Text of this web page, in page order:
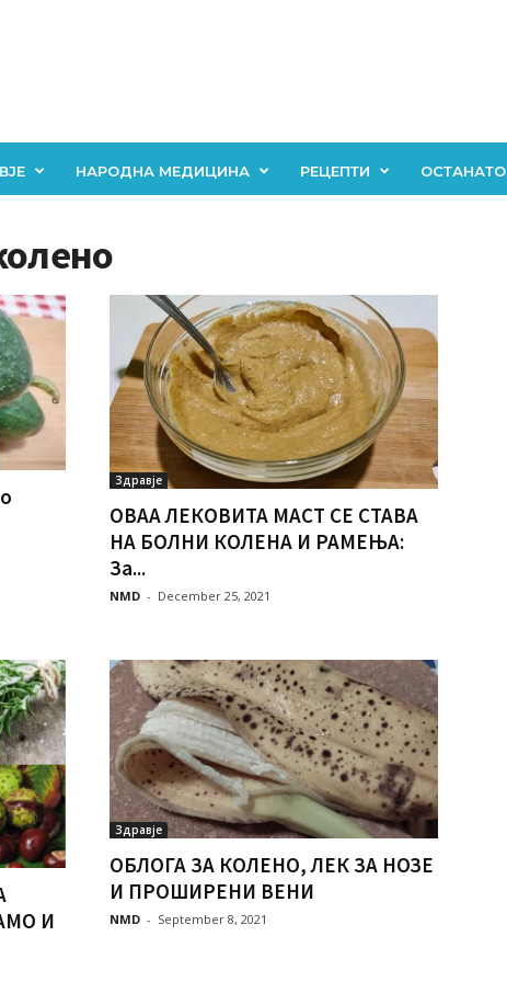
НАРОДНА МЕДИЦИНА РЕЦЕПТИ ОСТАНАТО
Здравје
ОВАА ЛЕКОВИТА МАСТ СЕ СТАВА
НА БОЛНИ КОЛЕНА И РАМЕЊА:
За...
NMD - December 25, 2021
И
Здравје
ОБЛОГА ЗА КОЛЕНО, ЛЕК ЗА НОЗЕ
И ПРОШИРЕНИ ВЕНИ
NMD - September 8, 2021